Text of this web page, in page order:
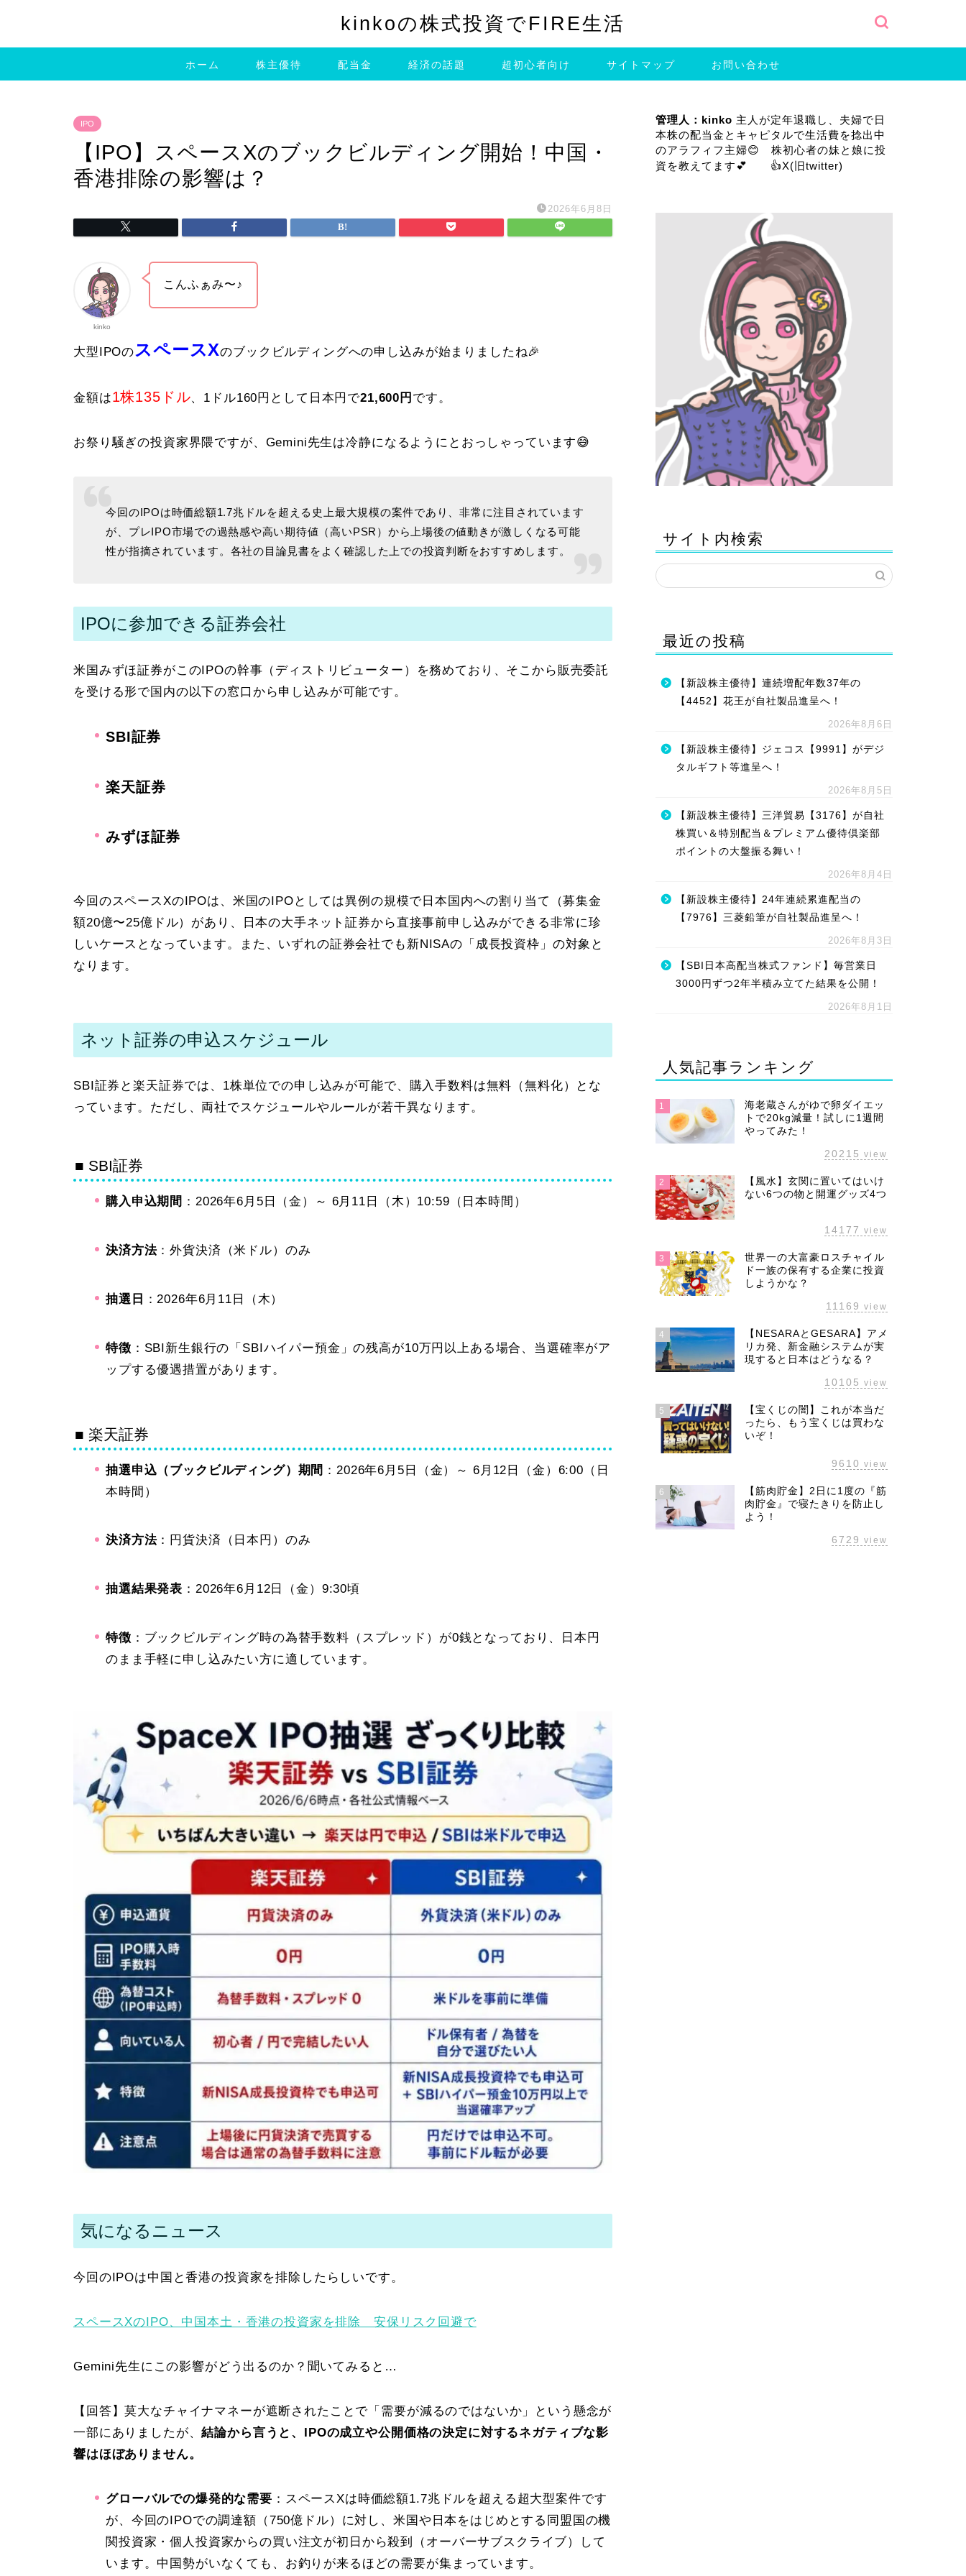
kinkoの株式投資でFIRE生活
ホーム 株主優待 配当金 経済の話題 超初心者向け サイトマップ お問い合わせ
IPO
【IPO】スペースXのブックビルディング開始！中国・
香港排除の影響は？
2026年6月8日
kinko
こんふぁみ〜♪
大型IPOのスペースXのブックビルディングへの申し込みが始まりましたね🎉
金額は1株135ドル、1ドル160円として日本円で21,600円 です。
お祭り騒ぎの投資家界隈ですが、Gemini先生は冷静になるようにとおっしゃっています😅
今回のIPOは時価総額1.7兆ドルを超える史上最大規模の案件であり、非常に注目されています
が、プレIPO市場での過熱感や高い期待値（高いPSR）から上場後の値動きが激しくなる可能
性が指摘されています。各社の目論見書をよく確認した上での投資判断をおすすめします。
IPOに参加できる証券会社
米国みずほ証券がこのIPOの幹事（ディストリビューター）を務めており、そこから販売委託
を受ける形で国内の以下の窓口から申し込みが可能です。
SBI証券
楽天証券
みずほ証券
今回のスペースXのIPOは、米国のIPOとしては異例の規模で日本国内への割り当て（募集金
額20億〜25億ドル）があり、日本の大手ネット証券から直接事前申し込みができる非常に珍
しいケースとなっています。また、いずれの証券会社でも新NISAの「成長投資枠」の対象と
なります。
ネット証券の申込スケジュール
SBI証券と楽天証券では、1株単位での申し込みが可能で、購入手数料は無料（無料化）とな
っています。ただし、両社でスケジュールやルールが若干異なります。
■ SBI証券
購入申込期間 ：2026年6月5日（金）～ 6月11日（木）10:59（日本時間）
決済方法：外貨決済（米ドル）のみ
抽選日 ：2026年6月11日（木）
特徴 ：SBI新生銀行の「SBIハイパー預金」の残高が10万円以上ある場合、当選確率がア
ップする優遇措置があります。
■ 楽天証券
抽選申込（ブックビルディング）期間 ：2026年6月5日（金）～ 6月12日（金）6:00（日
本時間）
決済方法：円貨決済（日本円）のみ
抽選結果発表 ：2026年6月12日（金）9:30頃
特徴 ：ブックビルディング時の為替手数料（スプレッド）が0銭となっており、日本円
のまま手軽に申し込みたい方に適しています。
気になるニュース
今回のIPOは中国と香港の投資家を排除したらしいです。
スペースXのIPO、中国本土・香港の投資家を排除 安保リスク回避で
Gemini先生にこの影響がどう出るのか？聞いてみると…
【回答】莫大なチャイナマネーが遮断されたことで「需要が減るのではないか」という懸念が
一部にありましたが、結論から言うと、IPOの成立や公開価格の決定に対するネガティブな影
響はほぼありません。
グローバルでの爆発的な需要 ：スペースXは時価総額1.7兆ドルを超える超大型案件です
が、今回のIPOでの調達額（750億ドル）に対し、米国や日本をはじめとする同盟国の機
関投資家・個人投資家からの買い注文が初日から殺到（オーバーサブスクライブ）して
います。中国勢がいなくても、お釣りが来るほどの需要が集まっています。
管理人：kinko 主人が定年退職し、夫婦で日
本株の配当金とキャピタルで生活費を捻出中
のアラフィフ主婦😊 株初心者の妹と娘に投
資を教えてます💕 👍X(旧twitter)
サイト内検索
最近の投稿
【新設株主優待】連続増配年数37年の
【4452】花王が自社製品進呈へ！
2026年8月6日
【新設株主優待】ジェコス【9991】がデジ
タルギフト等進呈へ！
2026年8月5日
【新設株主優待】三洋貿易【3176】が自社
株買い＆特別配当＆プレミアム優待倶楽部
ポイントの大盤振る舞い！
2026年8月4日
【新設株主優待】24年連続累進配当の
【7976】三菱鉛筆が自社製品進呈へ！
2026年8月3日
【SBI日本高配当株式ファンド】毎営業日
3000円ずつ2年半積み立てた結果を公開！
2026年8月1日
人気記事ランキング
1
海老蔵さんがゆで卵ダイエッ
トで20kg減量！試しに1週間
やってみた！
20215 view
2
【風水】玄関に置いてはいけ
ない6つの物と開運グッズ4つ
14177 view
3
世界一の大富豪ロスチャイル
ド一族の保有する企業に投資
しようかな？
11169 view
4
【NESARAとGESARA】アメ
リカ発、新金融システムが実
現すると日本はどうなる？
10105 view
5
【宝くじの闇】これが本当だ
ったら、もう宝くじは買わな
いぞ！
9610 view
6
【筋肉貯金】2日に1度の『筋
肉貯金』で寝たきりを防止し
よう！
6729 view